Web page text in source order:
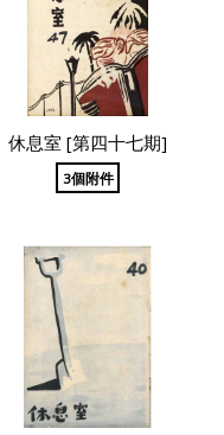
休息室 [第四十七期]
3個附件